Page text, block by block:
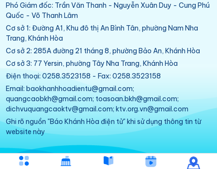
Phó Giám đốc: Trần Văn Thanh - Nguyễn Xuân Duy - Cung Phú
Quốc - Võ Thanh Lâm
Cơ sở 1: Đường A1, Khu đô thị An Bình Tân, phường Nam Nha
Trang, Khánh Hòa
Cơ sở 2: 285A đường 21 tháng 8, phường Bảo An, Khánh Hòa
Cơ sở 3: 77 Yersin, phường Tây Nha Trang, Khánh Hòa
Điện thoại: 0258.3523158 - Fax: 0258.3523158
Email: baokhanhhoadientu@gmail.com;
quangcaobkh@gmail.com; toasoan.bkh@gmail.com;
dichvuquangcaoktv@gmail.com; ktv.org.vn@gmail.com
Ghi rõ nguồn "Báo Khánh Hòa điện tử" khi sử dụng thông tin từ
website này